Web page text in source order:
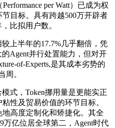
per Watt）已成为权
目标。具有跨越500万开辟者
比拟用户数。
半年的17.7%几乎翻倍，凭
Agent并行处置能力，但对开
of-Experts,是其成本劣势的
周。
，Token挪用量是更能实正
性及贸易价值的环节目标。
高度定制化和矫捷化。其全
万亿位居全球第二，Agent时代